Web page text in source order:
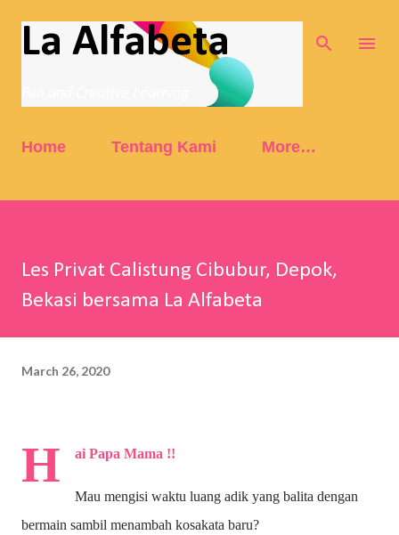
Skip to main content
La Alfabeta
Home Tentang Kami More…
Les Privat Calistung Cibubur, Depok,
Bekasi bersama La Alfabeta
March 26, 2020
H ai Papa Mama !!
Mau mengisi waktu luang adik yang balita dengan
bermain sambil menambah kosakata baru?